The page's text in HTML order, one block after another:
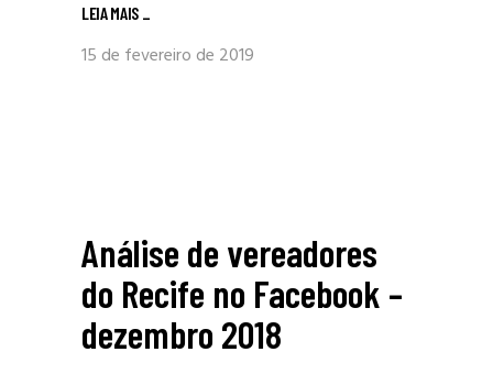
LEIA MAIS _
15 de fevereiro de 2019
Análise de vereadores
do Recife no Facebook –
dezembro 2018